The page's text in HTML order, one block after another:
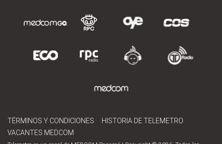
TÉRMINOS Y CONDICIONES
HISTORIA DE TELEMETRO
VACANTES MEDCOM